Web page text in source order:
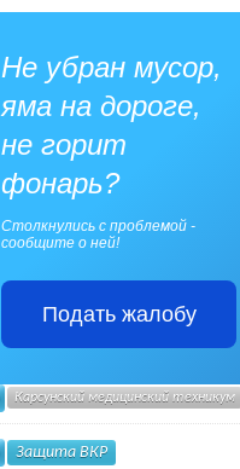
Не убран мусор,
яма на дороге,
не горит
фонарь?
Столкнулись с проблемой -
сообщите о ней!
Подать жалобу
Карсунский медицинский техникум
Защита ВКР